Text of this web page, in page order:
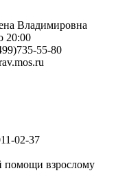
Владимировна
20:00
55-80
02-37
помощи взрослому